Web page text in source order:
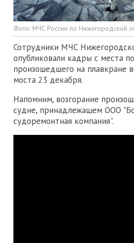
Фото: МЧС России по Нижегородской
Сотрудники МЧС
опубликовали кадры с места
произошедшего на плавкране
моста 23 декабря.
Напомним, возгорание
судне, принадлежащем ООО
судоремонтная компания".